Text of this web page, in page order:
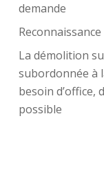
demande
La démolition
subordonnée à
besoin d’office,
possible